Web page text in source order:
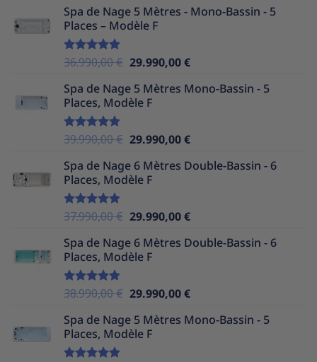
initial
était :
actuel
Spa de Nage 5 Mètres - Mono-Bassin - 5
Places – Modèle F
Note5.00
36.990,00€ Le
initial
était :
29.990,00€Le
actuel
Spa de Nage 5 Mètres Mono-Bassin - 5
Places, Modèle F
Note5.00
39.990,00€ Le
initial
était :
29.990,00€Le
actuel
Spa de Nage 6 Mètres Double-Bassin - 6
Places, Modèle F
Note5.00
37.990,00€ Le
initial
était :
29.990,00€Le
actuel
Spa de Nage 6 Mètres Double-Bassin - 6
Places, Modèle F
Note5.00
38.990,00€ Le
initial
était :
29.990,00€Le
actuel
Spa de Nage 5 Mètres Mono-Bassin - 5
Places, Modèle F